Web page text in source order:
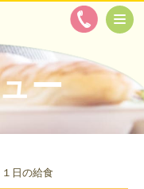
ー
１日の給食